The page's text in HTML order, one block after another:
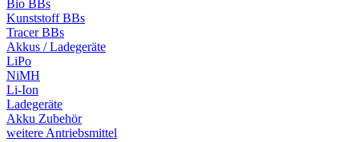
Bio BBs
Kunststoff BBs
Tracer BBs
Akkus / Ladegeräte
LiPo
NiMH
Li-Ion
Ladegeräte
Akku Zubehör
weitere Antriebsmittel